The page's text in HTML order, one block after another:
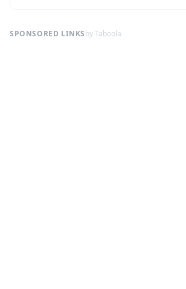
SPONSORED LINKSby Taboola